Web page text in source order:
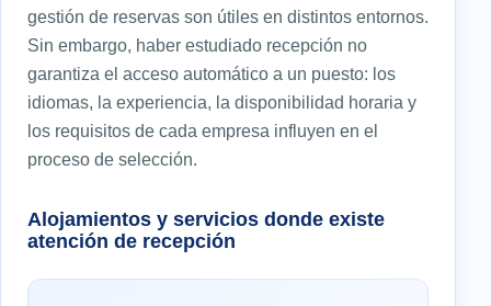
gestión de reservas son útiles en distintos entornos.
Sin embargo, haber estudiado recepción no
garantiza el acceso automático a un puesto: los
idiomas, la experiencia, la disponibilidad horaria y
los requisitos de cada empresa influyen en el
proceso de selección.
Alojamientos y servicios donde existe
atención de recepción